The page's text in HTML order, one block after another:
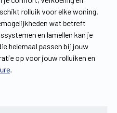
rolluik voor elke woning.
wat betreft
en lamellen kan je
helemaal passen bij jouw
op voor jouw rolluiken en
.